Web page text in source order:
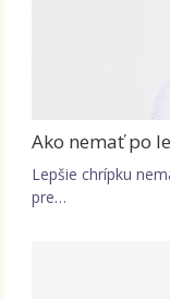
Ako nemať po
Lepšie chrípku
pre…